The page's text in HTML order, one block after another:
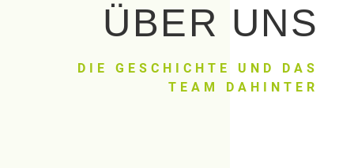
ÜBER UNS
DIE GESCHICHTE UND DAS
TEAM DAHINTER